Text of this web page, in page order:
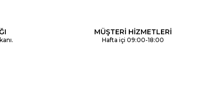
MÜŞTERİ HİZMETLERİ
Hafta içi 09:00-18:00